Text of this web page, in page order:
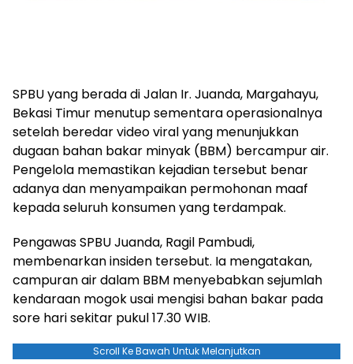
SPBU yang berada di Jalan Ir. Juanda, Margahayu,
Bekasi Timur menutup sementara operasionalnya
setelah beredar video viral yang menunjukkan
dugaan bahan bakar minyak (BBM) bercampur air.
Pengelola memastikan kejadian tersebut benar
adanya dan menyampaikan permohonan maaf
kepada seluruh konsumen yang terdampak.
Pengawas SPBU Juanda, Ragil Pambudi,
membenarkan insiden tersebut. Ia mengatakan,
campuran air dalam BBM menyebabkan sejumlah
kendaraan mogok usai mengisi bahan bakar pada
sore hari sekitar pukul 17.30 WIB.
Scroll Ke Bawah Untuk Melanjutkan